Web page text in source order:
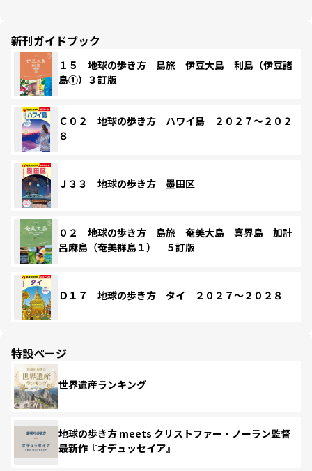
新刊ガイドブック
１５ 地球の歩き方 島旅 伊豆大島 利島（伊豆諸
島①）３訂版
Ｃ０２ 地球の歩き方 ハワイ島 ２０２７～２０２
８
Ｊ３３ 地球の歩き方 墨田区
０２ 地球の歩き方 島旅 奄美大島 喜界島 加計
呂麻島（奄美群島１） ５訂版
Ｄ１７ 地球の歩き方 タイ ２０２７～２０２８
特設ページ
世界遺産ランキング
地球の歩き方 meets クリストファー・ノーラン監督
最新作『オデュッセイア』